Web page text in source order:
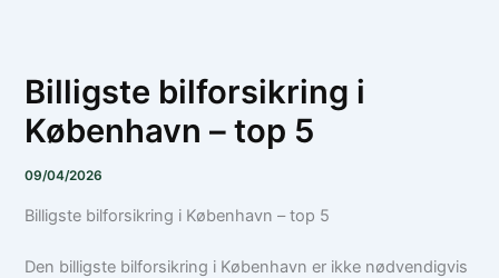
Billigste bilforsikring i
København – top 5
09/04/2026
Billigste bilforsikring i København – top 5
Den billigste bilforsikring i København er ikke nødvendigvis